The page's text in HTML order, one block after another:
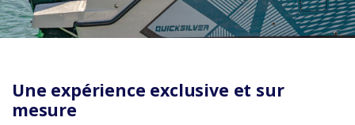
Une expérience exclusive et sur
mesure